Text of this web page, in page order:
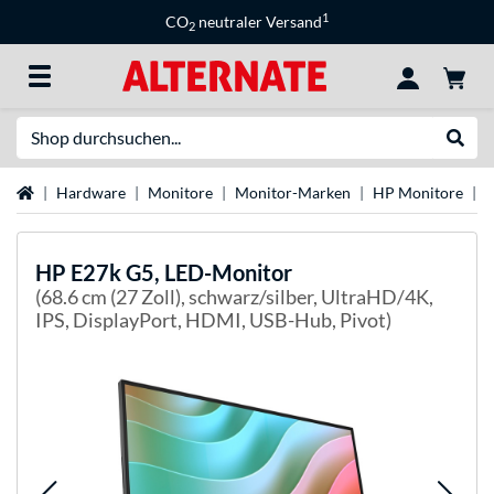
CO2 neutraler Versand1
StartseiteHardware Monitore Monitor-Marken HP Monitore
HP E27k G5, LED-Monitor
(68.6 cm (27 Zoll), schwarz/silber, UltraHD/4K,
IPS, DisplayPort, HDMI, USB-Hub, Pivot)